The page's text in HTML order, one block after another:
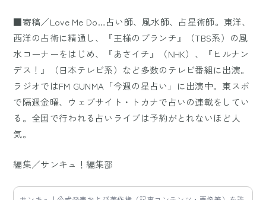
■寄稿／Love Me Do…占い師、風水師、占星術師。東洋、
西洋の占術に精通し、『王様のブランチ』（TBS系）の風
水コーナーをはじめ、『あさイチ』（NHK）、『ヒルナン
デス！』（日本テレビ系）など多数のテレビ番組に出演。
ラジオではFM GUNMA「今週の星占い」に出演中。東スポ
で隔週金曜、ウェブサイト・トカナで占いの連載をしてい
る。全国で行われる占いライブは予約がとれないほど人
気。
編集／サンキュ！編集部